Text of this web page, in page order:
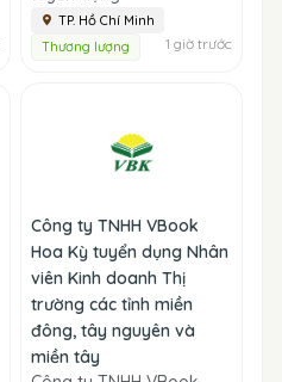
TP. Hồ Chí Minh
Thương lượng
1 giờ trước
Công ty TNHH VBook
Hoa Kỳ tuyển dụng Nhân
viên Kinh doanh Thị
trường các tỉnh miền
đông, tây nguyên và
miền tây